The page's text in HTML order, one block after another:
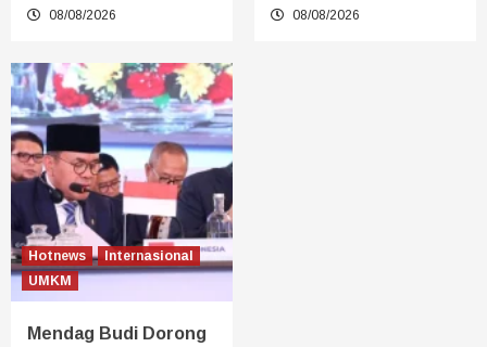
08/08/2026 08/08/2026
Hotnews
Internasional
UMKM
Mendag Budi Dorong